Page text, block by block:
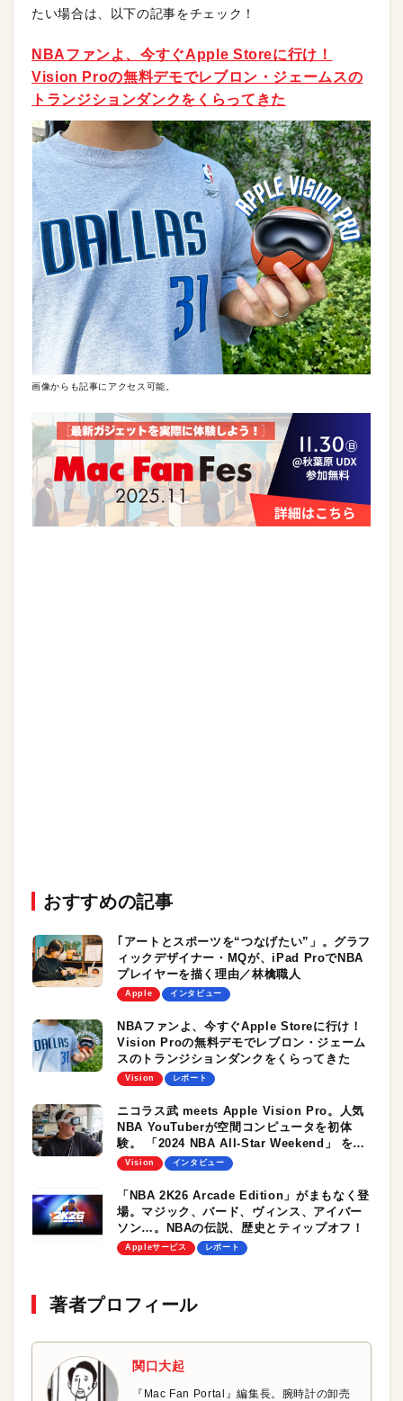
たい場合は、以下の記事をチェック！
NBAファンよ、今すぐApple Storeに行け！
Vision Proの無料デモでレブロン・ジェームスの
トランジションダンクをくらってきた
画像からも記事にアクセス可能。
おすすめの記事
｢アートとスポーツを“つなげたい”」。グラフ
ィックデザイナー・MQが、iPad ProでNBA
プレイヤーを描く理由／林檎職人
Apple インタビュー
NBAファンよ、今すぐApple Storeに行け！
Vision Proの無料デモでレブロン・ジェーム
スのトランジションダンクをくらってきた
Vision レポート
ニコラス武 meets Apple Vision Pro。人気
NBA YouTuberが空間コンピュータを初体
験。 「2024 NBA All-Star Weekend」 を観
て、驚いて、何を語る？
Vision インタビュー
「NBA 2K26 Arcade Edition」がまもなく登
場。マジック、バード、ヴィンス、アイバー
ソン…。NBAの伝説、歴史とティップオフ！
Appleサービス レポート
著者プロフィール
関口大起
『Mac Fan Portal』編集長。腕時計の卸売